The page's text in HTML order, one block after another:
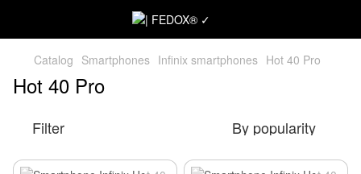
Catalog Smartphones Infinix smartphones Hot 40 Pro
Hot 40 Pro
Filter By popularity